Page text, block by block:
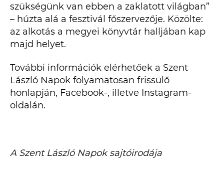
szükségünk van ebben a zaklatott világban”
– húzta alá a fesztivál főszervezője. Közölte:
az alkotás a megyei könyvtár halljában kap
majd helyet.
További információk elérhetőek a Szent
László Napok folyamatosan frissülő
honlapján, Facebook-, illetve Instagram-
oldalán.
A Szent László Napok sajtóirodája